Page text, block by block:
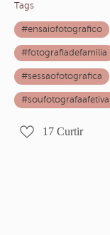
Tags
#ensaiofotografico
#fotografiadefamilia
#sessaofotografica
#soufotografaafetiva
17 Curtir